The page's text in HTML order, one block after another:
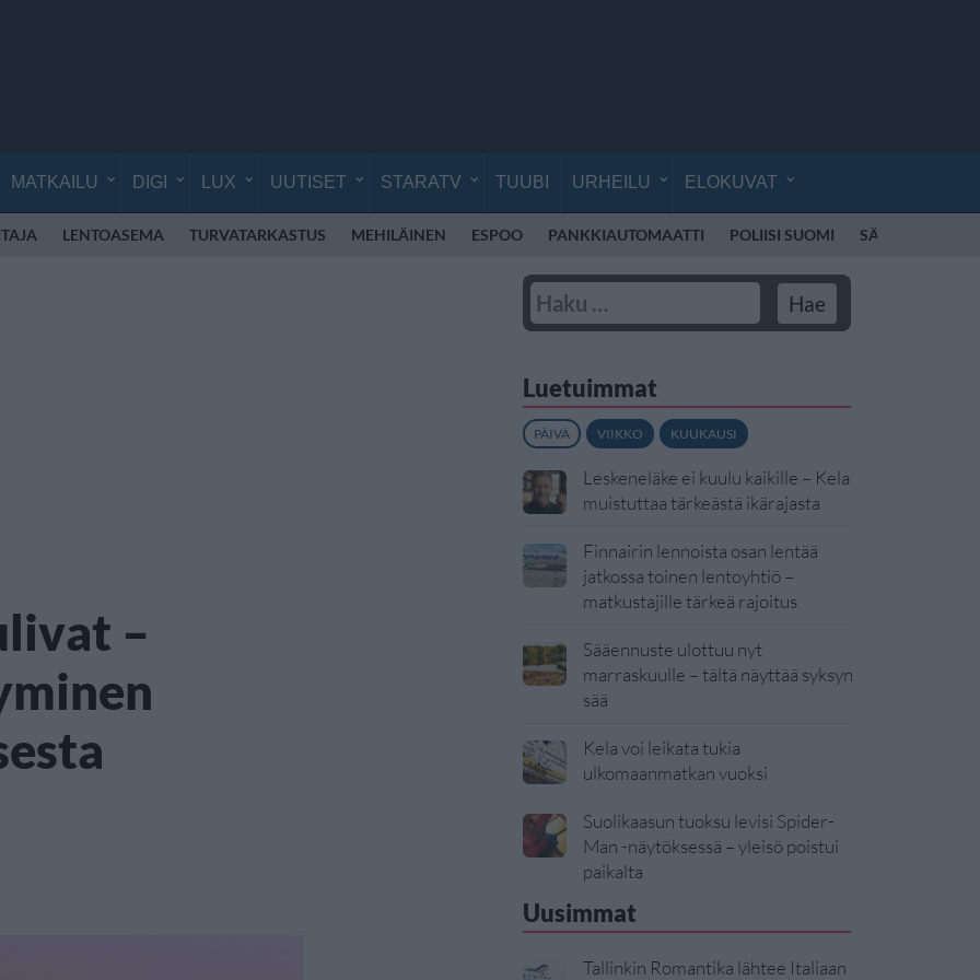
MATKAILU DIGI LUX UUTISET STARATV TUUBI URHEILU ELOKUVAT
LENTOASEMA TURVATARKASTUS MEHILÄINEN ESPOO PANKKIAUTOMAATTI POLIISI SUOMI
–
Luetuimmat
PÄIVÄ VIIKKO KUUKAUSI
Leskeneläke ei kuulu kaikille – Kela
muistuttaa tärkeästä ikärajasta
Finnairin lennoista osan lentää
jatkossa toinen lentoyhtiö –
matkustajille tärkeä rajoitus
Sääennuste ulottuu nyt
marraskuulle – tältä näyttää syksyn
sää
Kela voi leikata tukia
ulkomaanmatkan vuoksi
Suolikaasun tuoksu levisi Spider-
Man -näytöksessä – yleisö poistui
paikalta
Uusimmat
Tallinkin Romantika lähtee Italiaan